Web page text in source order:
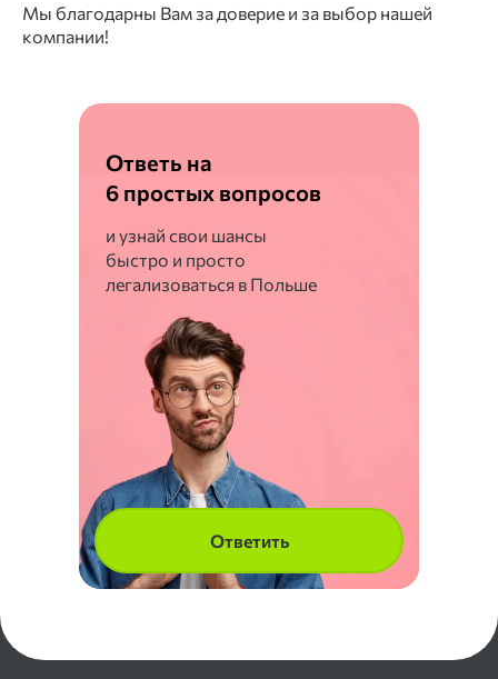
Мы благодарны Вам за доверие и за выбор нашей
компании!
Ответь на
6 простых вопросов
и узнай свои шансы
быстро и просто
легализоваться в Польше
Ответить